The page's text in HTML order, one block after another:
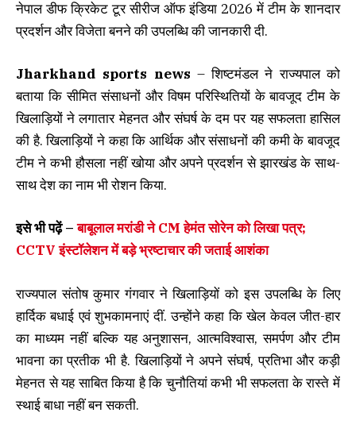
नेपाल डीफ क्रिकेट टूर सीरीज ऑफ इंडिया 2026 में टीम के शानदार
प्रदर्शन और विजेता बनने की उपलब्धि की जानकारी दी.
Jharkhand sports news – शिष्टमंडल ने राज्यपाल को
बताया कि सीमित संसाधनों और विषम परिस्थितियों के बावजूद टीम के
खिलाड़ियों ने लगातार मेहनत और संघर्ष के दम पर यह सफलता हासिल
की है. खिलाड़ियों ने कहा कि आर्थिक और संसाधनों की कमी के बावजूद
टीम ने कभी हौसला नहीं खोया और अपने प्रदर्शन से झारखंड के साथ-
साथ देश का नाम भी रोशन किया.
इसे भी पढ़ें –बाबूलाल मरांडी ने CM हेमंत सोरेन को लिखा पत्र;
CCTV इंस्टॉलेशन में बड़े भ्रष्टाचार की जताई आशंका
राज्यपाल संतोष कुमार गंगवार ने खिलाड़ियों को इस उपलब्धि के लिए
हार्दिक बधाई एवं शुभकामनाएं दीं. उन्होंने कहा कि खेल केवल जीत-हार
का माध्यम नहीं बल्कि यह अनुशासन, आत्मविश्वास, समर्पण और टीम
भावना का प्रतीक भी है. खिलाड़ियों ने अपने संघर्ष, प्रतिभा और कड़ी
मेहनत से यह साबित किया है कि चुनौतियां कभी भी सफलता के रास्ते में
स्थाई बाधा नहीं बन सकती.